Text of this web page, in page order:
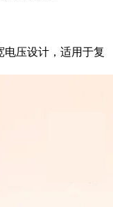
电压设计，适用于复